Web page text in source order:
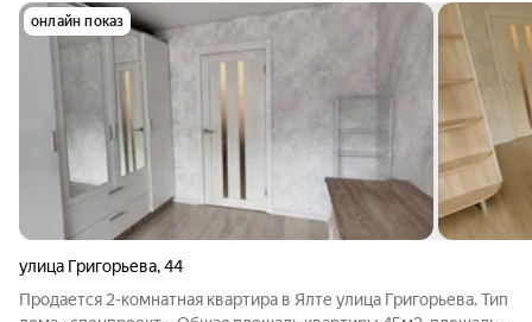
онлайн показ
улица Григорьева,44
Продается 2-комнатная квартира в Ялте улица Григорьева. Тип